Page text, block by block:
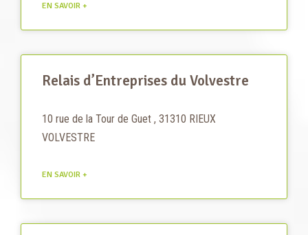
EN SAVOIR +
Relais d’Entreprises du Volvestre
10 rue de la Tour de Guet , 31310 RIEUX
VOLVESTRE
EN SAVOIR +